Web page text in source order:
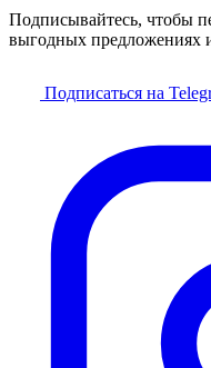
Подписывайтесь, чтобы
выгодных предложениях
Подписаться на